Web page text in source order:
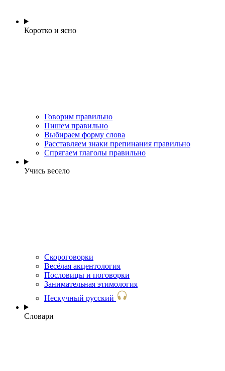
Коротко и ясно
Говорим правильно
Пишем правильно
Выбираем форму слова
Расставляем знаки препинания правильно
Спрягаем глаголы правильно
Учись весело
Скороговорки
Весёлая акцентология
Пословицы и поговорки
Занимательная этимология
Нескучный русский
Словари